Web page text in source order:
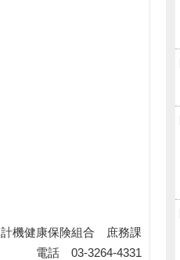
計機健康保険組合 庶務課
電話 03-3264-4331